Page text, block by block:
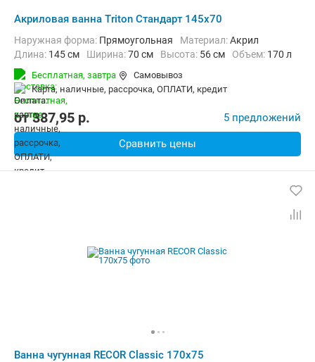
Акриловая ванна Triton Стандарт 145x70
Наружная форма: Прямоугольная Материал:Акрил
Длина: 145 см Ширина:70 см Высота: 56 см Объем: 170 л
Бесплатная, завтра
Самовывоз
карта, наличные, рассрочка, ОПЛАТИ, кредит
от387,95 p. 5 предложений
Сравнить цены
Ванна чугунная RECOR Classic 170x75